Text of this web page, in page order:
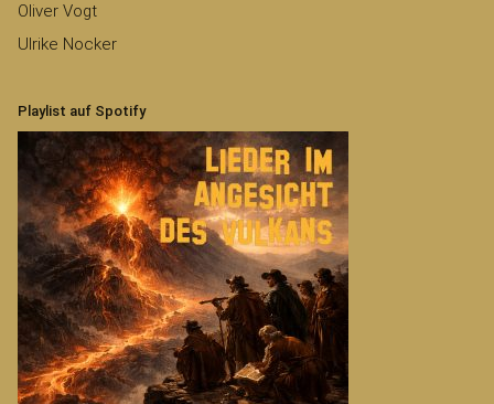
Oliver Vogt
Ulrike Nocker
Playlist auf Spotify